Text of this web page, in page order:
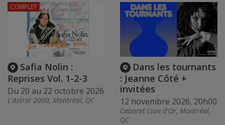
Safia Nolin :
Reprises Vol. 1-2-3
Du 20 au 22 octobre 2026
L'Astral 2000, Montréal, QC
COMPLET
Dans les tournants
: Jeanne Côté +
invitées
12 novembre 2026, 20h00
Cabaret Lion d'Or, Montréal,
QC